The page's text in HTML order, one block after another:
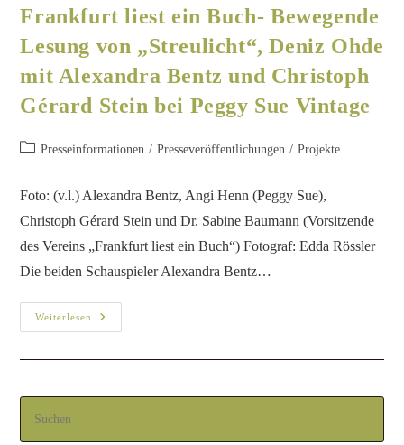
Frankfurt liest ein Buch- Bewegende
Lesung von „Streulicht“, Deniz Ohde
mit Alexandra Bentz und Christoph
Gérard Stein bei Peggy Sue Vintage
Presseinformationen / Presseveröffentlichungen / Projekte
Foto: (v.l.) Alexandra Bentz, Angi Henn (Peggy Sue),
Christoph Gérard Stein und Dr. Sabine Baumann (Vorsitzende
des Vereins „Frankfurt liest ein Buch“) Fotograf: Edda Rössler
Die beiden Schauspieler Alexandra Bentz…
Weiterlesen